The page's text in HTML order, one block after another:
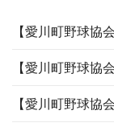
【愛川町野球協
【愛川町野球協
【愛川町野球協